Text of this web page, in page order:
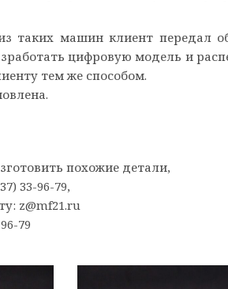
таких машин клиент передал
цифровую модель и
тем же способом.
похожие детали,
33-96-79,
z@mf21.ru
79